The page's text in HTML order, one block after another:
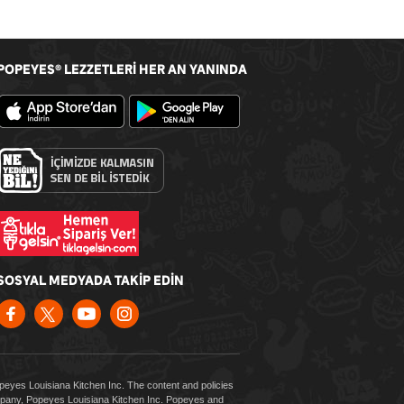
POPEYES® LEZZETLERİ HER AN YANINDA
MEDYADA TAKİP EDİN
Louisiana Kitchen Inc. The content and policies
Popeyes Louisiana Kitchen Inc. Popeyes and